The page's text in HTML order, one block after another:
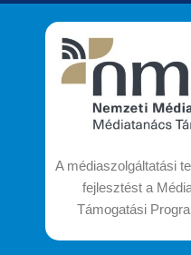
A médiaszolgáltatási
fejlesztést a
Támogatási